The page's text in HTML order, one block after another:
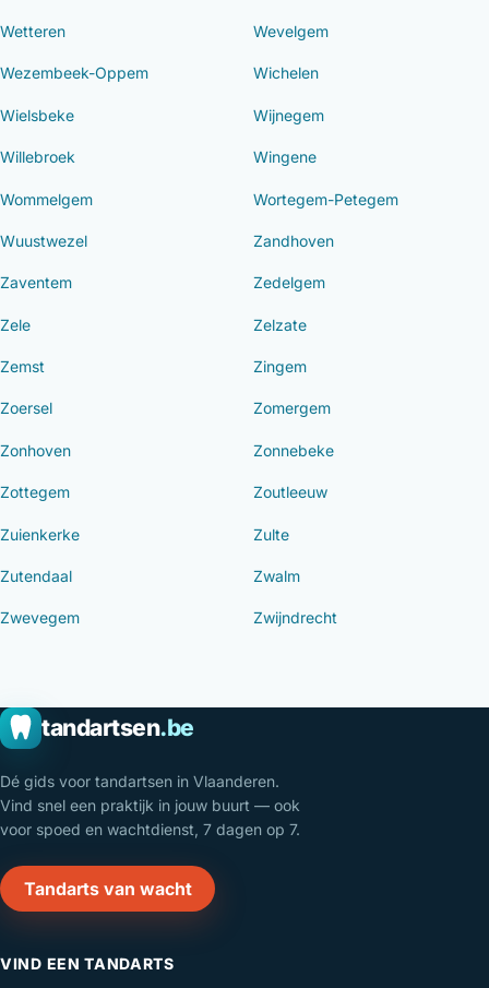
Wetteren Wevelgem
Wezembeek-Oppem Wichelen
Wielsbeke Wijnegem
Willebroek Wingene
Wommelgem Wortegem-Petegem
Wuustwezel Zandhoven
Zaventem Zedelgem
Zele Zelzate
Zemst Zingem
Zoersel Zomergem
Zonhoven Zonnebeke
Zottegem Zoutleeuw
Zuienkerke Zulte
Zutendaal Zwalm
Zwevegem Zwijndrecht
tandartsen.be
Dé gids voor tandartsen in Vlaanderen.
Vind snel een praktijk in jouw buurt — ook
voor spoed en wachtdienst, 7 dagen op 7.
Tandarts van wacht
VIND EEN TANDARTS